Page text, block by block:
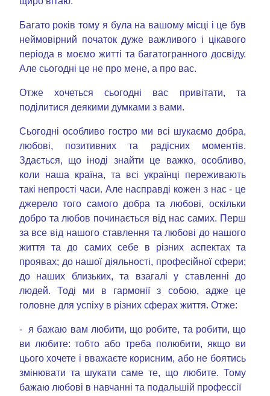
Багато років тому я була на вашому місці і це був
неймовірний початок дуже важливого і цікавого
періода в моємо житті та багатогранного досвіду.
Але сьогодні це не про мене, а про вас.
Отже хочеться сьогодні вас привітати, та
поділитися деякими думками з вами.
Сьогодні особливо гостро ми всі шукаємо добра,
любові, позитивних та радісних моментів.
Здається, що іноді знайти це важко, особливо,
коли наша країна, та всі українці переживають
такі непрості часи. Але насправді кожен з нас - це
джерело того самого добра та любові, оскільки
добро та любов починається від нас самих. Перш
за все від нашого ставлення та любові до нашого
життя та до самих себе в різних аспектах та
проявах; до нашої діяльності, професійної сфери;
до наших близьких, та взагалі у ставленні до
людей. Тоді ми в гармонії з собою, адже це
головне для успіху в різних сферах життя. Отже:
- я бажаю вам любити, що робите, та робити, що
ви любите: тобто або треба полюбити, якщо ви
цього хочете і вважаєте корисним, або не боятись
змінювати та шукати саме те, що любите. Тому
бажаю любові в навчанні та подальшій профессії